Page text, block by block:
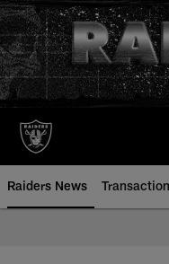
Skip
to
main
content
Raiders News